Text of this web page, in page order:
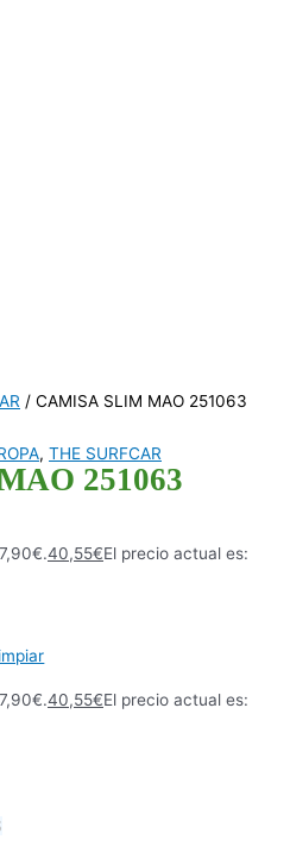
/ CAMISA SLIM MAO 251063
, THE SURFCAR
251063
40,55€El precio actual es:
40,55€El precio actual es: